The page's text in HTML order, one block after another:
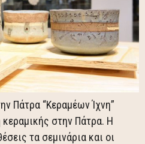
Πάτρα “Κεραμέων Ίχνη”
στην Πάτρα. Η
τα σεμινάρια και οι